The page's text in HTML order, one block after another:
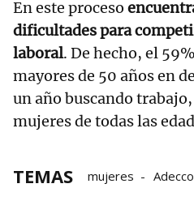
En este proceso
dificultades para
laboral. De hecho, el
mayores de 50 años en
un año buscando
mujeres de todas las
TEMAS mujeres Adecco